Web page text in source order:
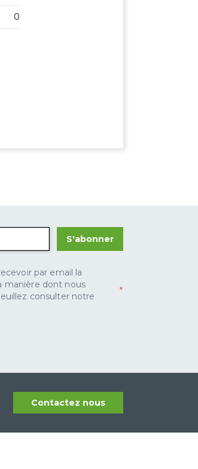
0
S'abonner
par email la
manière dont nous
consulter notre
Contactez nous